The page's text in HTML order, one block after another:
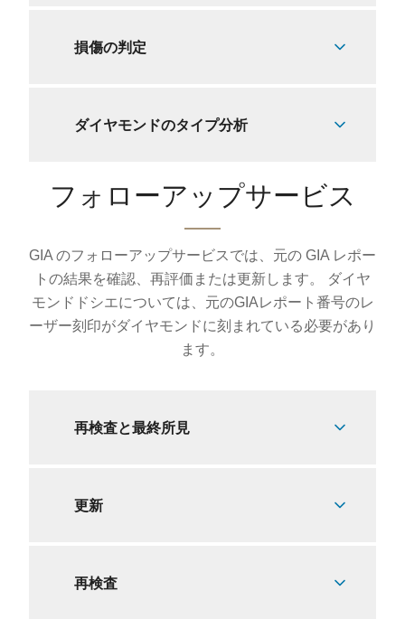
損傷の判定
ダイヤモンドのタイプ分析
フォローアップサービス
GIA のフォローアップサービスでは、元の GIA レポー
トの結果を確認、再評価または更新します。 ダイヤ
モンドドシエについては、元のGIAレポート番号のレ
ーザー刻印がダイヤモンドに刻まれている必要があり
ます。
再検査と最終所見
更新
再検査